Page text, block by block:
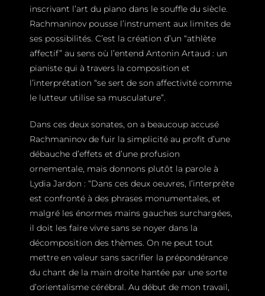
inscrivant l’art du piano dans le souffle du siècle.
Rachmaninov pousse l’instrument aux limites de
ses possibilités. C’est la création d’un “athlète
affectif” au sens où l’entend Antonin Artaud : un
pianiste qui à travers la composition et
l’interprétation “se sert de son affectivité comme
le lutteur utilise sa musculature”.
Dans ces deux sonates, on a beaucoup accusé
Rachmaninov de fuir la simplicité au profit d’une
débauche d’effets et d’une profusion
ornementale, mais donnons plutôt la parole à
Lydia Jardon : “Dans ces deux oeuvres, I’interprète
est confronté à des phrases monumentales, et
malgré les énormes mains gauches surchargées,
il doit les faire vivre sans se noyer dans la
décomposition des thèmes. On ne peut tout
mettre en valeur sans sacrifier la prépondérance
du chant de la main droite hantée par une sorte
d’orientalisme cérébral. Au début de mon travail,